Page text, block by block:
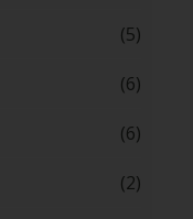
(5)
(6)
(6)
(2)